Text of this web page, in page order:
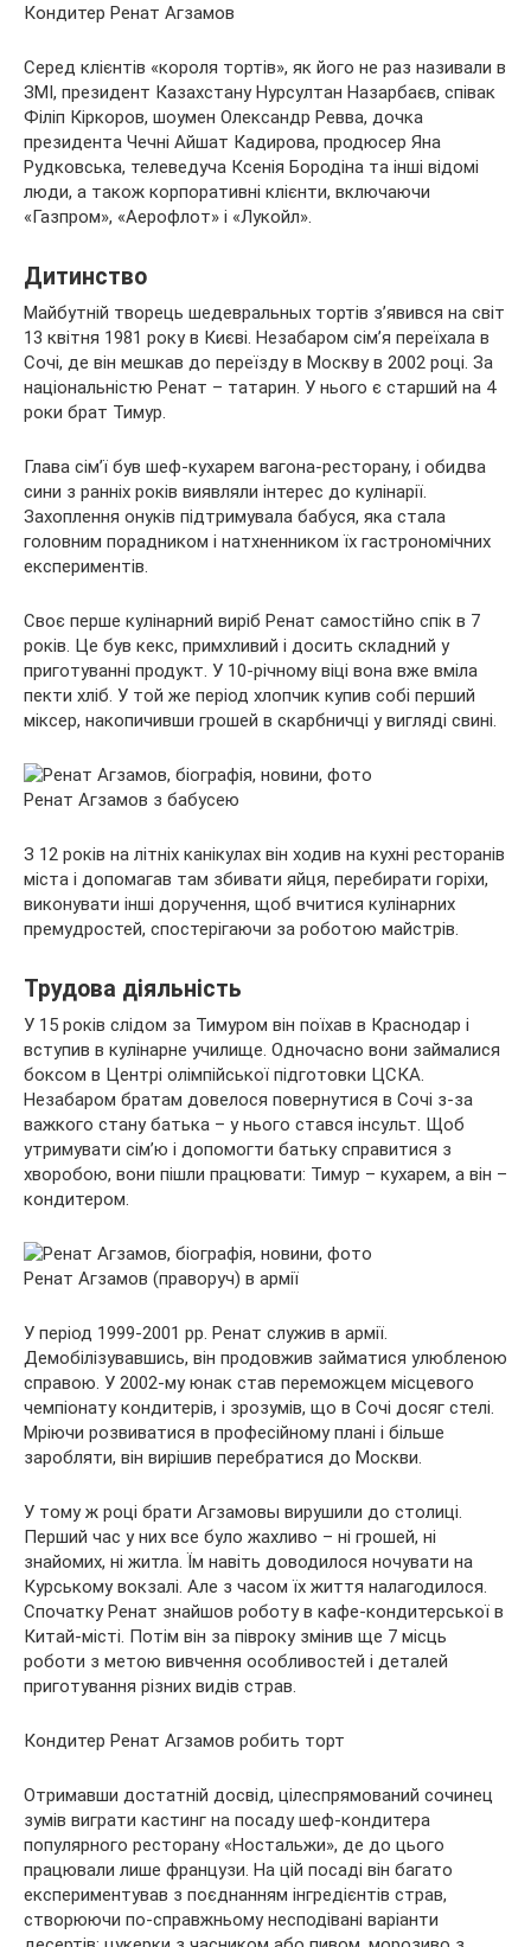
Кондитер Ренат Агзамов
Серед клієнтів «короля тортів», як його не раз називали в
ЗМІ, президент Казахстану Нурсултан Назарбаєв, співак
Філіп Кіркоров, шоумен Олександр Ревва, дочка
президента Чечні Айшат Кадирова, продюсер Яна
Рудковська, телеведуча Ксенія Бородіна та інші відомі
люди, а також корпоративні клієнти, включаючи
«Газпром», «Аерофлот» і «Лукойл».
Дитинство
Майбутній творець шедевральных тортів з’явився на світ
13 квітня 1981 року в Києві. Незабаром сім’я переїхала в
Сочі, де він мешкав до переїзду в Москву в 2002 році. За
національністю Ренат – татарин. У нього є старший на 4
роки брат Тимур.
Глава сім’ї був шеф-кухарем вагона-ресторану, і обидва
сини з ранніх років виявляли інтерес до кулінарії.
Захоплення онуків підтримувала бабуся, яка стала
головним порадником і натхненником їх гастрономічних
експериментів.
Своє перше кулінарний виріб Ренат самостійно спік в 7
років. Це був кекс, примхливий і досить складний у
приготуванні продукт. У 10-річному віці вона вже вміла
пекти хліб. У той же період хлопчик купив собі перший
міксер, накопичивши грошей в скарбничці у вигляді свині.
Ренат Агзамов з бабусею
З 12 років на літніх канікулах він ходив на кухні ресторанів
міста і допомагав там збивати яйця, перебирати горіхи,
виконувати інші доручення, щоб вчитися кулінарних
премудростей, спостерігаючи за роботою майстрів.
Трудова діяльність
У 15 років слідом за Тимуром він поїхав в Краснодар і
вступив в кулінарне училище. Одночасно вони займалися
боксом в Центрі олімпійської підготовки ЦСКА.
Незабаром братам довелося повернутися в Сочі з-за
важкого стану батька – у нього стався інсульт. Щоб
утримувати сім’ю і допомогти батьку справитися з
хворобою, вони пішли працювати: Тимур – кухарем, а він –
кондитером.
Ренат Агзамов (праворуч) в армії
У період 1999-2001 рр. Ренат служив в армії.
Демобілізувавшись, він продовжив займатися улюбленою
справою. У 2002-му юнак став переможцем місцевого
чемпіонату кондитерів, і зрозумів, що в Сочі досяг стелі.
Мріючи розвиватися в професійному плані і більше
заробляти, він вирішив перебратися до Москви.
У тому ж році брати Агзамовы вирушили до столиці.
Перший час у них все було жахливо – ні грошей, ні
знайомих, ні житла. Їм навіть доводилося ночувати на
Курському вокзалі. Але з часом їх життя налагодилося.
Спочатку Ренат знайшов роботу в кафе-кондитерської в
Китай-місті. Потім він за півроку змінив ще 7 місць
роботи з метою вивчення особливостей і деталей
приготування різних видів страв.
Кондитер Ренат Агзамов робить торт
Отримавши достатній досвід, цілеспрямований сочинец
зумів виграти кастинг на посаду шеф-кондитера
популярного ресторану «Ностальжи», де до цього
працювали лише французи. На цій посаді він багато
експериментував з поєднанням інгредієнтів страв,
створюючи по-справжньому несподівані варіанти